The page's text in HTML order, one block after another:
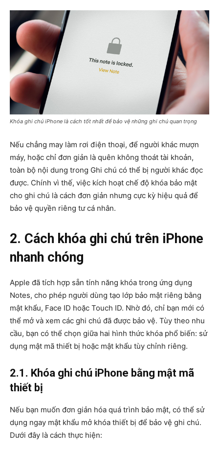
Khóa ghi chú iPhone là cách tốt nhất để bảo vệ những ghi chú quan trọng
Nếu chẳng may làm rơi điện thoại, để người khác mượn
máy, hoặc chỉ đơn giản là quên không thoát tài khoản,
toàn bộ nội dung trong Ghi chú có thể bị người khác đọc
được. Chính vì thế, việc kích hoạt chế độ khóa bảo mật
cho ghi chú là cách đơn giản nhưng cực kỳ hiệu quả để
bảo vệ quyền riêng tư cá nhân.
2. Cách khóa ghi chú trên iPhone
nhanh chóng
Apple đã tích hợp sẵn tính năng khóa trong ứng dụng
Notes, cho phép người dùng tạo lớp bảo mật riêng bằng
mật khẩu, Face ID hoặc Touch ID. Nhờ đó, chỉ bạn mới có
thể mở và xem các ghi chú đã được bảo vệ. Tùy theo nhu
cầu, bạn có thể chọn giữa hai hình thức khóa phổ biến: sử
dụng mật mã thiết bị hoặc mật khẩu tùy chỉnh riêng.
2.1. Khóa ghi chú iPhone bằng mật mã
thiết bị
Nếu bạn muốn đơn giản hóa quá trình bảo mật, có thể sử
dụng ngay mật khẩu mở khóa thiết bị để bảo vệ ghi chú.
Dưới đây là cách thực hiện: